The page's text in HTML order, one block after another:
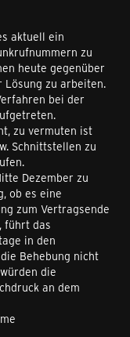
aktuell ein
zu
heute gegenüber
zu arbeiten.
bei der
zu vermuten ist
Schnittstellen zu
Dezember zu
ob es eine
zum Vertragsende
führt das
in den
Behebung nicht
die
an dem